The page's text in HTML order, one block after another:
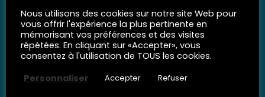
Nous utilisons des cookies sur notre site Web pour
vous offrir l'expérience la plus pertinente en
mémorisant vos préférences et des visites
répétées. En cliquant sur «Accepter», vous
consentez à l'utilisation de TOUS les cookies.
Personnaliser
Accepter Refuser